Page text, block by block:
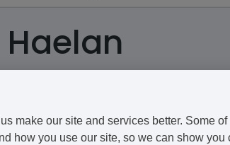
Haelan
Schuppenflechte (Psoriasis) verschrieben
make our site and services better. Some
how you use our site, so we can show you